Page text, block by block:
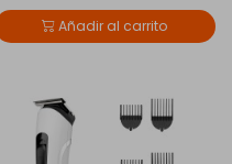
Añadir al carrito